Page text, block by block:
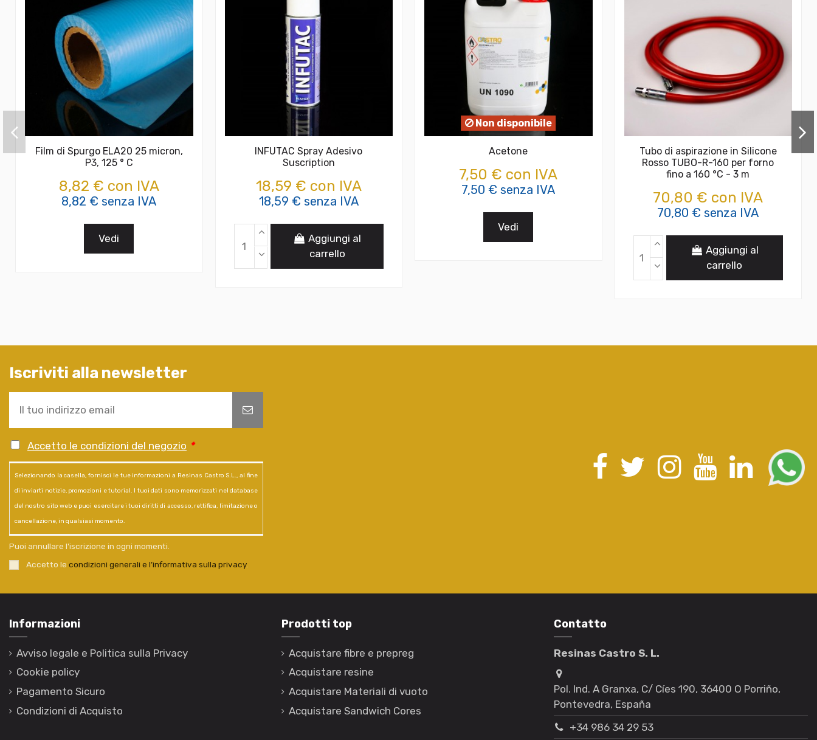
Film di Spurgo ELA20 25 micron,
P3, 125 ° C
8,82 € con IVA
8,82 € senza IVA
Vedi
INFUTAC Spray Adesivo
Suscription
18,59 € con IVA
18,59 € senza IVA
Aggiungi al
carrello
Non disponibile
Acetone
7,50 € con IVA
7,50 € senza IVA
Vedi
Tubo di aspirazione in Silicone
Rosso TUBO-R-160 per forno
fino a 160 °C - 3 m
70,80 € con IVA
70,80 € senza IVA
Aggiungi al
carrello
Iscriviti alla newsletter
Accetto le condizioni del negozio *
Selezionando la casella, fornisci le tue informazioni a Resinas Castro S.L., al fine
di inviarti notizie, promozioni e tutorial. I tuoi dati sono memorizzati nel database
del nostro sito web e puoi esercitare i tuoi diritti di accesso, rettifica, limitazione o
cancellazione, in qualsiasi momento.
Puoi annullare l'iscrizione in ogni momenti.
Accetto le condizioni generali e l’informativa sulla privacy.
Informazioni
Avviso legale e Politica sulla Privacy
Cookie policy
Pagamento Sicuro
Condizioni di Acquisto
Prodotti top
Acquistare fibre e prepreg
Acquistare resine
Acquistare Materiali di vuoto
Acquistare Sandwich Cores
Contatto
Resinas Castro S. L.
Pol. Ind. A Granxa, C/ Cíes 190, 36400 O Porriño,
Pontevedra, España
+34 986 34 29 53